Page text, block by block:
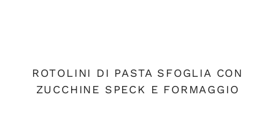
ROTOLINI DI PASTA SFOGLIA CON
ZUCCHINE SPECK E FORMAGGIO